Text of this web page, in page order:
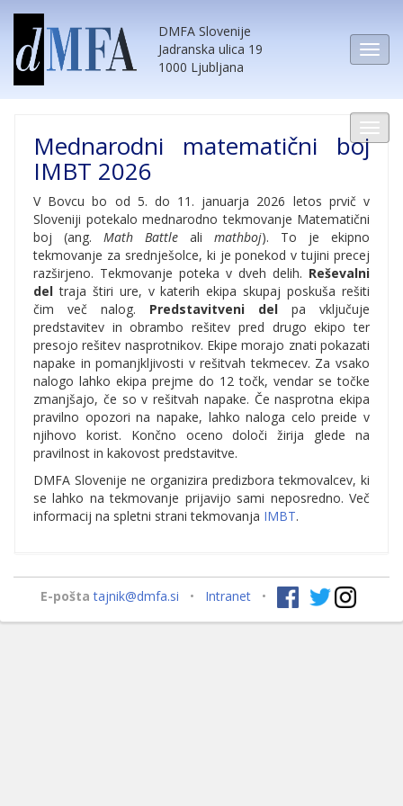
DMFA Slovenije
Jadranska ulica 19
1000 Ljubljana
Mednarodni matematični boj
IMBT 2026
V Bovcu bo od 5. do 11. januarja 2026 letos prvič v
Sloveniji potekalo mednarodno tekmovanje Matematični
boj (ang. Math Battle ali mathboj). To je ekipno
tekmovanje za srednješolce, ki je ponekod v tujini precej
razširjeno. Tekmovanje poteka v dveh delih. Reševalni
del traja štiri ure, v katerih ekipa skupaj poskuša rešiti
čim več nalog. Predstavitveni del pa vključuje
predstavitev in obrambo rešitev pred drugo ekipo ter
presojo rešitev nasprotnikov. Ekipe morajo znati pokazati
napake in pomanjkljivosti v rešitvah tekmecev. Za vsako
nalogo lahko ekipa prejme do 12 točk, vendar se točke
zmanjšajo, če so v rešitvah napake. Če nasprotna ekipa
pravilno opozori na napake, lahko naloga celo preide v
njihovo korist. Končno oceno določi žirija glede na
pravilnost in kakovost predstavitve.
DMFA Slovenije ne organizira predizbora tekmovalcev, ki
se lahko na tekmovanje prijavijo sami neposredno. Več
informacij na spletni strani tekmovanja IMBT.
E-pošta tajnik@dmfa.si • Intranet•